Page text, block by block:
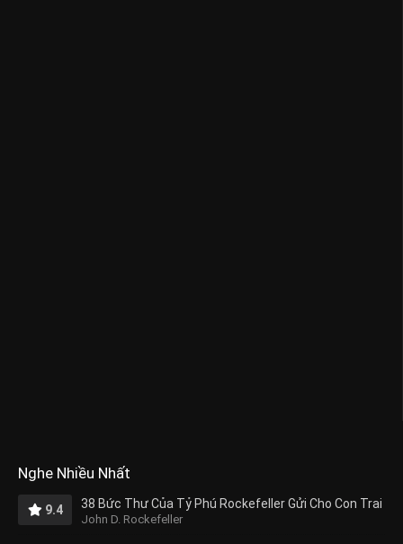
Nghe Nhiều Nhất
9.4 38 Bức Thư Của Tỷ Phú Rockefeller Gửi Cho Con Trai
John D. Rockefeller